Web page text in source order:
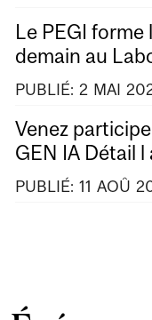
Le PEGI forme
demain au
PUBLIÉ: 2 MAI
Venez
GEN IA Détail
PUBLIÉ: 11 AOÛ